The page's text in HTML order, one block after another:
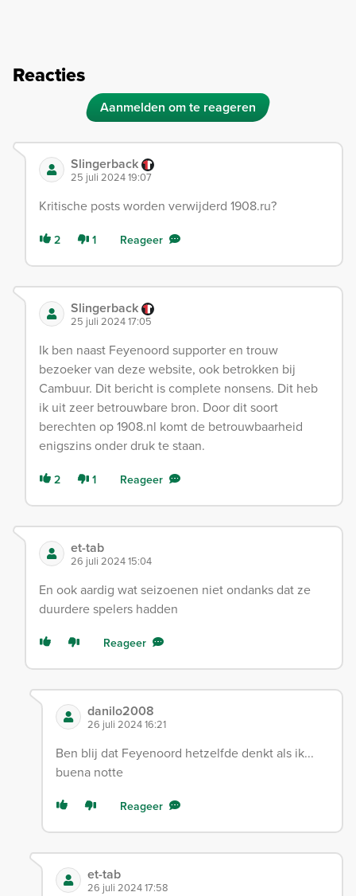
Reacties
Aanmelden om te reageren
Slingerback
25 juli 2024 19:07
Kritische posts worden verwijderd 1908.ru?
2 1 Reageer
Slingerback
25 juli 2024 17:05
Ik ben naast Feyenoord supporter en trouw
bezoeker van deze website, ook betrokken bij
Cambuur. Dit bericht is complete nonsens. Dit heb
ik uit zeer betrouwbare bron. Door dit soort
berechten op 1908.nl komt de betrouwbaarheid
enigszins onder druk te staan.
2 1 Reageer
et-tab
26 juli 2024 15:04
En ook aardig wat seizoenen niet ondanks dat ze
duurdere spelers hadden
Reageer
danilo2008
26 juli 2024 16:21
Ben blij dat Feyenoord hetzelfde denkt als ik...
buena notte
Reageer
et-tab
26 juli 2024 17:58